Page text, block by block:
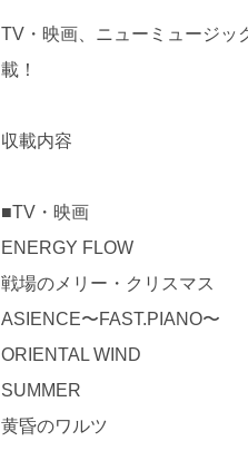
TV・映画、ニューミュージッ
載！
収載内容
■TV・映画
ENERGY FLOW
戦場のメリー・クリスマス
ASIENCE〜FAST.PIANO〜
ORIENTAL WIND
SUMMER
黄昏のワルツ